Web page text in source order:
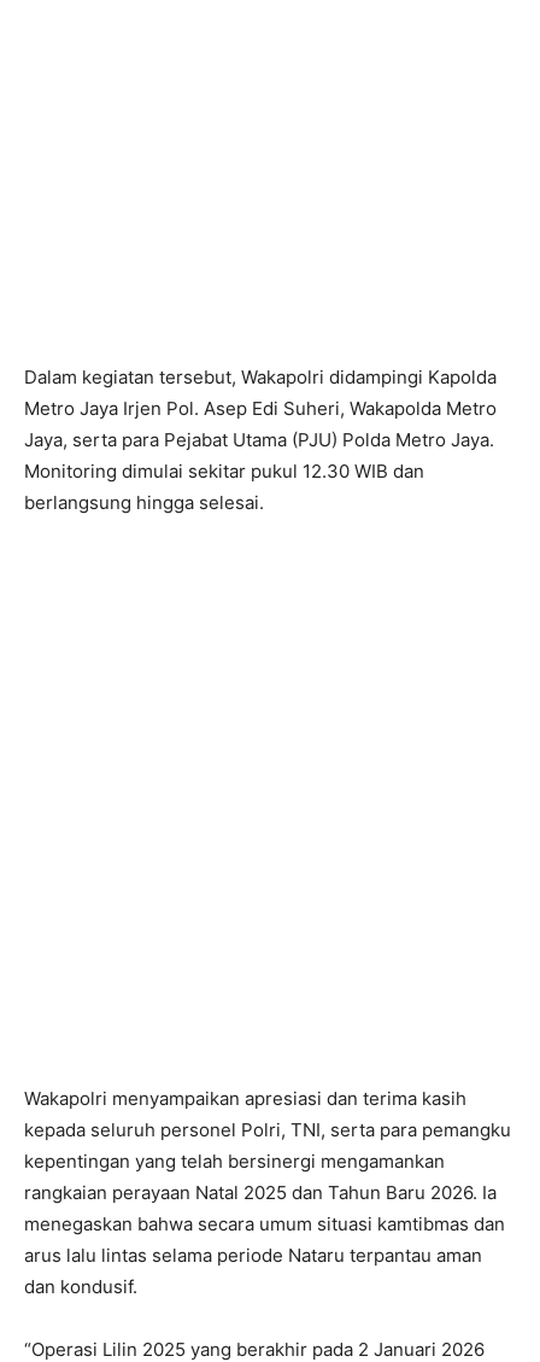
Dalam kegiatan tersebut, Wakapolri didampingi Kapolda
Metro Jaya Irjen Pol. Asep Edi Suheri, Wakapolda Metro
Jaya, serta para Pejabat Utama (PJU) Polda Metro Jaya.
Monitoring dimulai sekitar pukul 12.30 WIB dan
berlangsung hingga selesai.
Wakapolri menyampaikan apresiasi dan terima kasih
kepada seluruh personel Polri, TNI, serta para pemangku
kepentingan yang telah bersinergi mengamankan
rangkaian perayaan Natal 2025 dan Tahun Baru 2026. Ia
menegaskan bahwa secara umum situasi kamtibmas dan
arus lalu lintas selama periode Nataru terpantau aman
dan kondusif.
“Operasi Lilin 2025 yang berakhir pada 2 Januari 2026